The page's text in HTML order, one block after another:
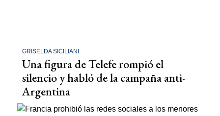
GRISELDA SICILIANI
Una figura de Telefe rompió el
silencio y habló de la campaña anti-
Argentina